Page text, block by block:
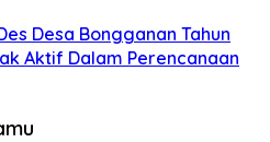
Desa Bongganan Tahun
Aktif Dalam Perencanaan